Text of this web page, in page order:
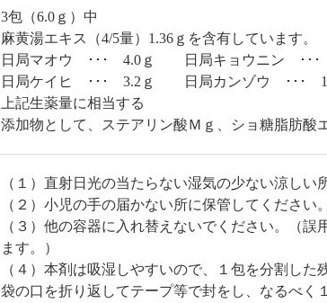
3包（6.0ｇ）中
麻黄湯エキス（4/5量）1.36ｇを含有しています。
日局マオウ ･･･ 4.0ｇ 日局キョウニン ･･･
日局ケイヒ ･･･ 3.2ｇ 日局カンゾウ ･･･
上記生薬量に相当する
添加物として、ステアリン酸Ｍｇ、ショ糖脂肪酸
（１）直射日光の当たらない湿気の少ない涼しい
（２）小児の手の届かない所に保管してください。
（３）他の容器に入れ替えないでください。（
ます。）
（４）本剤は吸湿しやすいので、１包を分割した
袋の口を折り返してテープ等で封をし、なるべく